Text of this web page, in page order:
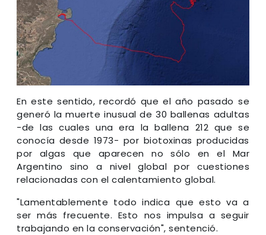
En este sentido, recordó que el año pasado se
generó la muerte inusual de 30 ballenas adultas
-de las cuales una era la ballena 212 que se
conocía desde 1973- por biotoxinas producidas
por algas que aparecen no sólo en el Mar
Argentino sino a nivel global por cuestiones
relacionadas con el calentamiento global.
"Lamentablemente todo indica que esto va a
ser más frecuente. Esto nos impulsa a seguir
trabajando en la conservación", sentenció.